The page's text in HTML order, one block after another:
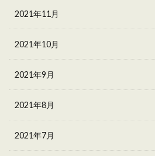
2021年11月
2021年10月
2021年9月
2021年8月
2021年7月